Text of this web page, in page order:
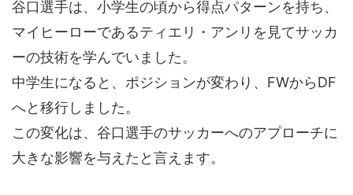
谷口選手は、小学生の頃から得点パターンを持ち、
マイヒーローであるティエリ・アンリを見てサッカ
ーの技術を学んでいました。
中学生になると、ポジションが変わり、FWからDF
へと移行しました。
この変化は、谷口選手のサッカーへのアプローチに
大きな影響を与えたと言えます。